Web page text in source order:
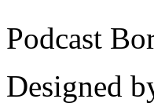
Podcast
Designed